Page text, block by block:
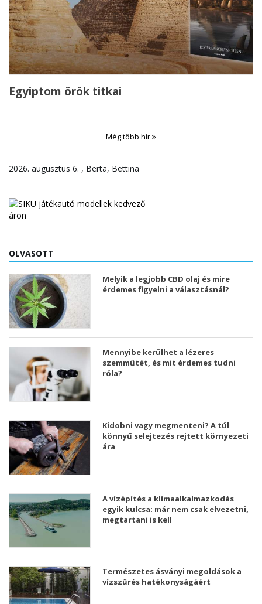
Egyiptom örök titkai
Még több hír
2026. augusztus 6. , Berta, Bettina
OLVASOTT
Melyik a legjobb CBD olaj és mire
érdemes figyelni a választásnál?
Mennyibe kerülhet a lézeres
szemműtét, és mit érdemes tudni
róla?
Kidobni vagy megmenteni? A túl
könnyű selejtezés rejtett környezeti
ára
A vízépítés a klímaalkalmazkodás
egyik kulcsa: már nem csak elvezetni,
megtartani is kell
Természetes ásványi megoldások a
vízszűrés hatékonyságáért